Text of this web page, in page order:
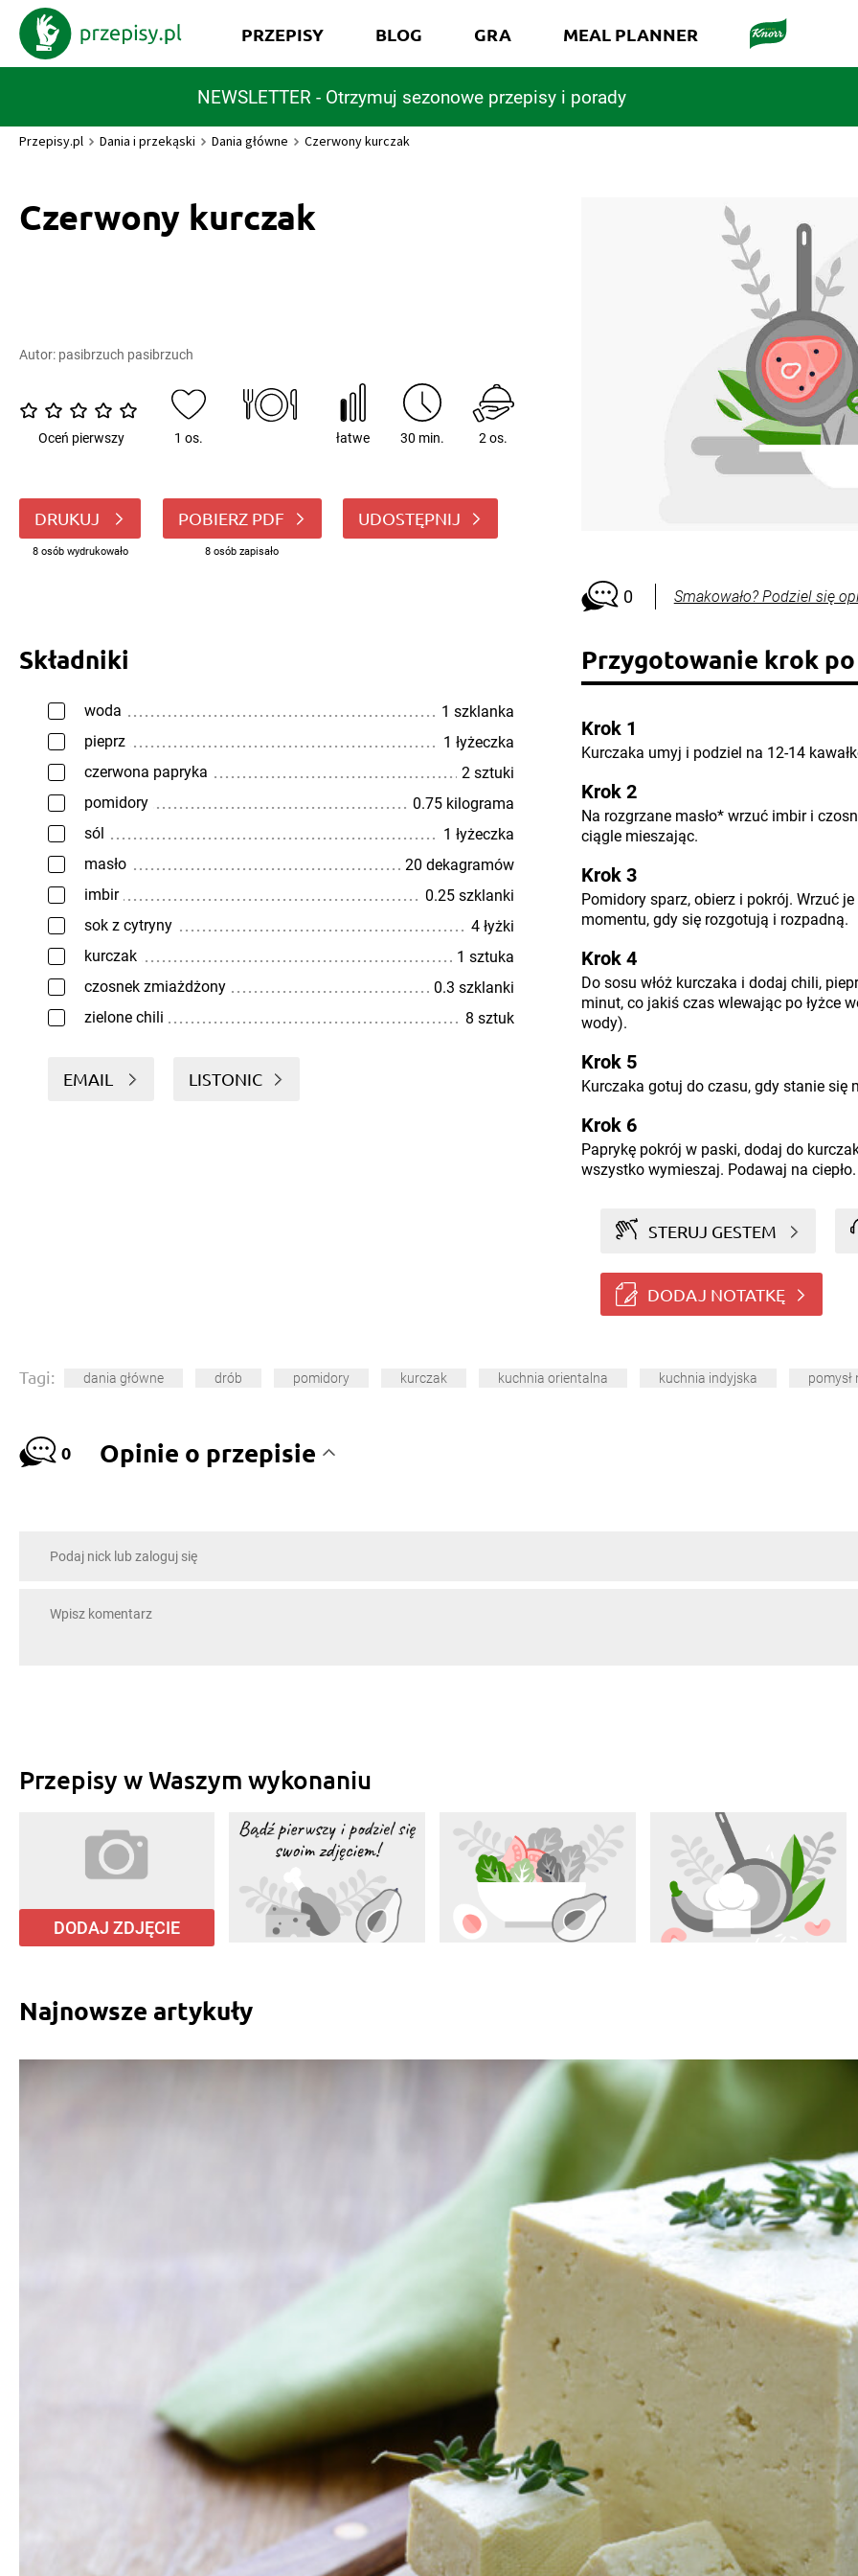
NEWSLETTER - Otrzymuj sezonowe przepisy i porady
PRZEPISY BLOG GRA MEAL PLANNER
Przepisy.pl Dania i przekąski Dania główne Czerwony kurczak
Czerwony kurczak
Autor: pasibrzuch pasibrzuch
Oceń pierwszy 1 os. łatwe 30 min. 2 os.
DRUKUJ
8 osób wydrukowało
POBIERZ PDF
8 osób zapisało
UDOSTĘPNIJ
0 Smakowało? Podziel się
Składniki
woda
1 szklanka
pieprz
1 łyżeczka
czerwona papryka
2 sztuki
pomidory
0.75 kilograma
sól
1 łyżeczka
masło
20 dekagramów
imbir
0.25 szklanki
sok z cytryny
4 łyżki
kurczak
1 sztuka
czosnek zmiażdżony
0.3 szklanki
zielone chili
8 sztuk
EMAIL LISTONIC
Przygotowanie krok
Krok 1
Kurczaka umyj i podziel na 12-14
Krok 2
Na rozgrzane masło* wrzuć imbir i
ciągle mieszając.
Krok 3
Pomidory sparz, obierz i pokrój. Wrzuć
momentu, gdy się rozgotują i rozpadną.
Krok 4
Do sosu włóż kurczaka i dodaj chili,
minut, co jakiś czas wlewając po łyżce
wody).
Krok 5
Kurczaka gotuj do czasu, gdy stanie się
Krok 6
Paprykę pokrój w paski, dodaj do
wszystko wymieszaj. Podawaj na ciepło.
STERUJ GESTEM
DODAJ NOTATKĘ
Tagi: dania główne drób pomidory kurczak kuchnia orientalna kuchnia indyjska pomysł
0 Opinie o przepisie
Przepisy w Waszym wykonaniu
DODAJ ZDJĘCIE
Najnowsze artykuły